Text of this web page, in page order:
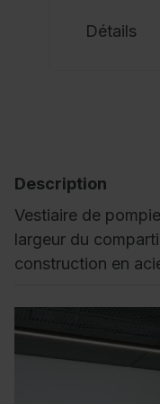
Détails
Description
Vestiaire de
largeur du
construction en